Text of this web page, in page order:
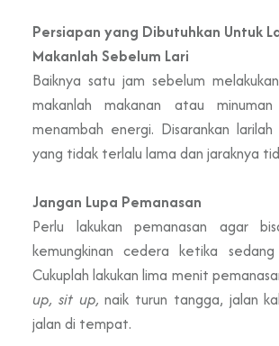
Persiapan yang Dibutuhkan Untuk
Makanlah Sebelum Lari
Baiknya satu jam sebelum
makanlah makanan atau
menambah energi. Disarankan
yang tidak terlalu lama dan jaraknya
Jangan Lupa Pemanasan
Perlu lakukan pemanasan agar
kemungkinan cedera ketika
Cukuplah lakukan lima menit
up, sit up,naik turun tangga, jalan
jalan di tempat.